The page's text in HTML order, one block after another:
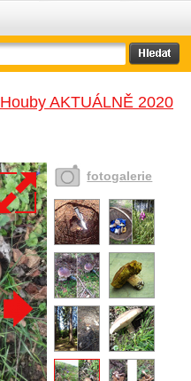
AKTUÁLNĚ 2020
fotogalerie